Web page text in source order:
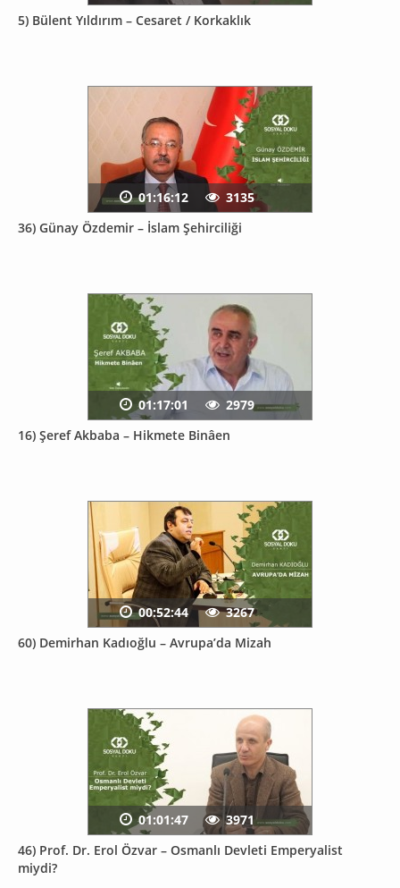
5) Bülent Yıldırım – Cesaret / Korkaklık
36) Günay Özdemir – İslam Şehirciliği
01:16:12 3135
16) Şeref Akbaba – Hikmete Binâen
01:17:01 2979
60) Demirhan Kadıoğlu – Avrupa’da Mizah
00:52:44 3267
46) Prof. Dr. Erol Özvar – Osmanlı Devleti Emperyalist
miydi?
01:01:47 3971